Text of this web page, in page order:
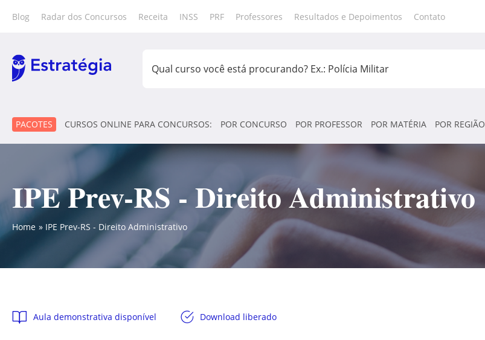
Blog Radar dos Concursos Receita INSS PRF Professores Resultados e Depoimentos Contato
PACOTES CURSOS ONLINE PARA CONCURSOS: POR CONCURSO POR PROFESSOR POR MATÉRIA POR REGIÃO
IPE Prev-RS - Direito Administrativo
Home IPE Prev-RS - Direito Administrativo
Aula demonstrativa disponível Download liberado